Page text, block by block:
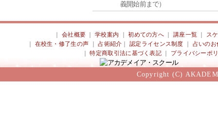
義開始前まで）
会社概要 ｜学校案内 ｜初めての方へ 講座一覧
ス
在校生・修了生の声 ｜占術紹介 ｜認定ライセンス制度
占いのお
｜特定商取引法に基づく表記 プライバシーポ
Copyright (C)